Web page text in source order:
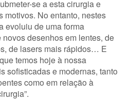
se a esta cirurgia e
motivos. No entanto, nestes
evoluiu de uma forma
desenhos em lentes, de
de lasers mais rápidos… E
temos hoje à nossa
sofisticadas e modernas, tanto
como em relação à